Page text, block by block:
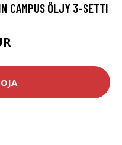
CAMPUS ÖLJY 3-SETTI